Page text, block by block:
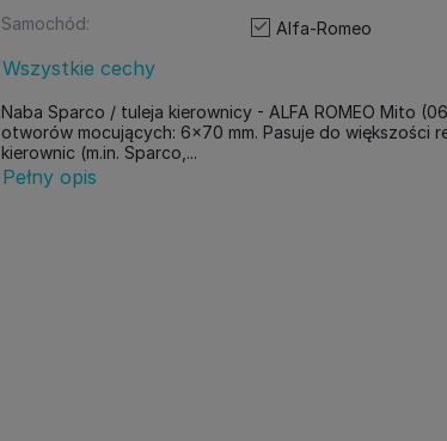
Samochód: Alfa-Romeo
Wszystkie cechy
Naba Sparco / tuleja kierownicy - ALFA ROMEO Mito
otworów mocujących: 6x70 mm. Pasuje do większości
kierownic (m.in. Sparco,...
Pełny opis